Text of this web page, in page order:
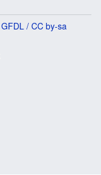
GFDL / CC by-sa